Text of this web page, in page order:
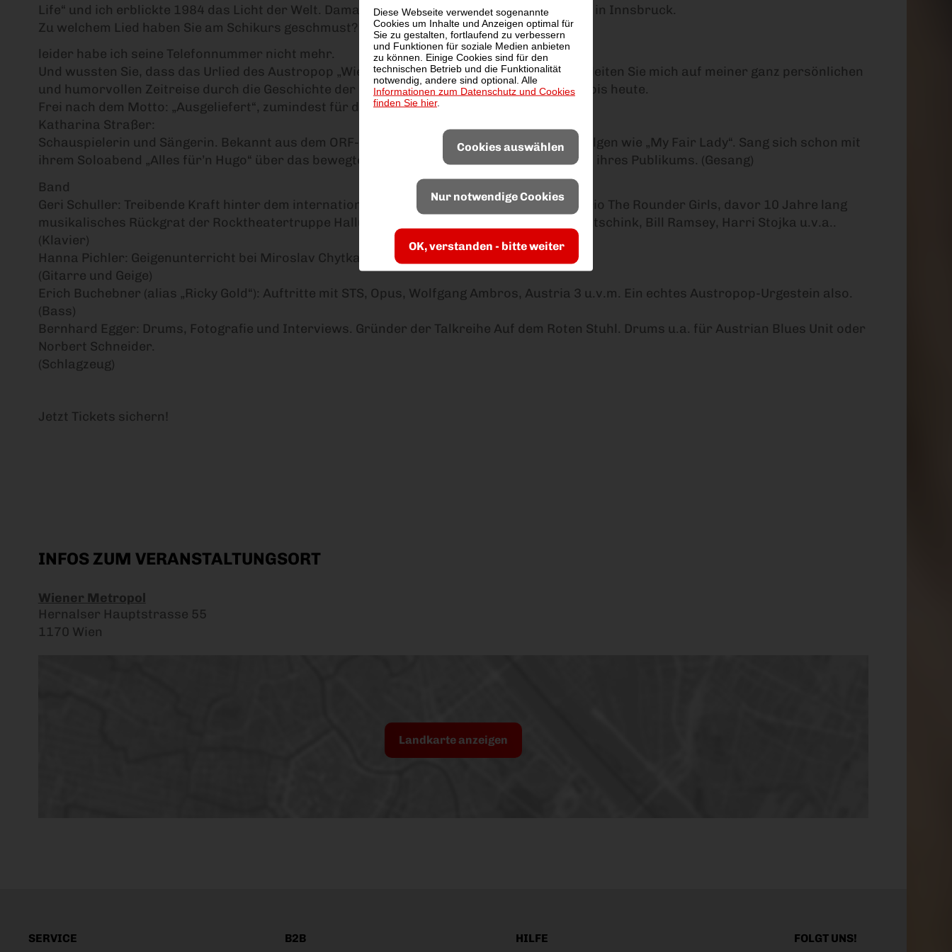
Diese Webseite verwendet sogenannte
Cookies um Inhalte und Anzeigen optimal für
Sie zu gestalten, fortlaufend zu verbessern
und Funktionen für soziale Medien anbieten
zu können. Einige Cookies sind für den
technischen Betrieb und die Funktionalität
notwendig, andere sind optional. Alle
Informationen zum Datenschutz und Cookies
finden Sie hier.
Cookies auswählen
Nur notwendige Cookies
OK, verstanden - bitte weiter
Life“ und ich erblickte 1984 das Licht der Welt. Damals war „Fürstenfeld“ auf Platz 1 – auch in Innsbruck.
Zu welchem Lied haben Sie am Schikurs geschmust? Bei mir war‘s „Ruaf mi ned au“ –
leider habe ich seine Telefonnummer nicht mehr.
Und wussten Sie, dass das Urlied des Austropop „Wie a Glock‘n“ nie in den Top 10 war? Begleiten Sie mich auf meiner ganz persönlichen
und humorvollen Zeitreise durch die Geschichte der österreichischen Popmusik von 1970 bis heute.
Frei nach dem Motto: „Ausgeliefert“, zumindest für diese eine Nacht.
Katharina Straßer:
Schauspielerin und Sängerin. Bekannt aus dem ORF-Hit „Schnell ermittelt“ und Bühnenerfolgen wie „My Fair Lady“. Sang sich schon mit
ihrem Soloabend „Alles für’n Hugo“ über das bewegte Leben von Cissy Kraner in die Herzen ihres Publikums. (Gesang)
Band
Geri Schuller: Treibende Kraft hinter dem internationalen Soul- /Blues- /Gospel-Gesangstrio The Rounder Girls, davor 10 Jahre lang
musikalisches Rückgrat der Rocktheatertruppe Hallucination Company, Tourneen mit Bluatschink, Bill Ramsey, Harri Stojka u.v.a..
(Klavier)
Hanna Pichler: Geigenunterricht bei Miroslav Chytka. Mitglied von TB-The Band.
(Gitarre und Geige)
Erich Buchebner (alias „Ricky Gold“): Auftritte mit STS, Opus, Wolfgang Ambros, Austria 3 u.v.m. Ein echtes Austropop-Urgestein also.
(Bass)
Bernhard Egger: Drums, Fotografie und Interviews. Gründer der Talkreihe Auf dem Roten Stuhl. Drums u.a. für Austrian Blues Unit oder
Norbert Schneider.
(Schlagzeug)
Jetzt Tickets sichern!
INFOS ZUM VERANSTALTUNGSORT
Wiener Metropol
Hernalser Hauptstrasse 55
1170 Wien
Landkarte anzeigen
SERVICE B2B HILFE FOLGT UNS!